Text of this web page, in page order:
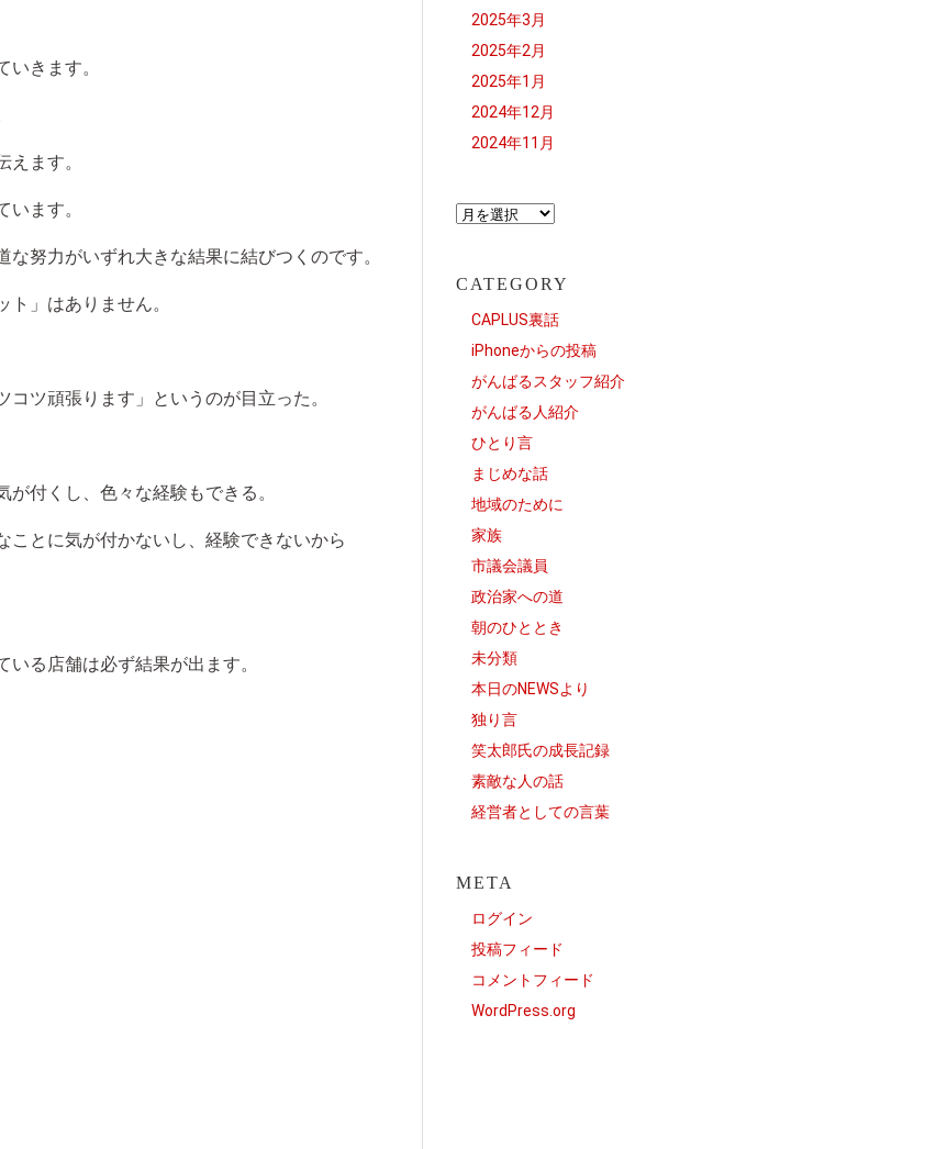
きます。
ます。
ます。
努力がいずれ大きな結果に結びつくのです。
」はありません。
ツ頑張ります」というのが目立った。
付くし、色々な経験もできる。
ことに気が付かないし、経験できないから
る店舗は必ず結果が出ます。
2025年3月
2025年2月
2025年1月
2024年12月
2024年11月
CATEGORY
CAPLUS裏話
iPhoneからの投稿
がんばるスタッフ紹介
がんばる人紹介
ひとり言
まじめな話
地域のために
家族
市議会議員
政治家への道
朝のひととき
未分類
本日のNEWSより
独り言
笑太郎氏の成長記録
素敵な人の話
経営者としての言葉
META
ログイン
投稿フィード
コメントフィード
WordPress.org